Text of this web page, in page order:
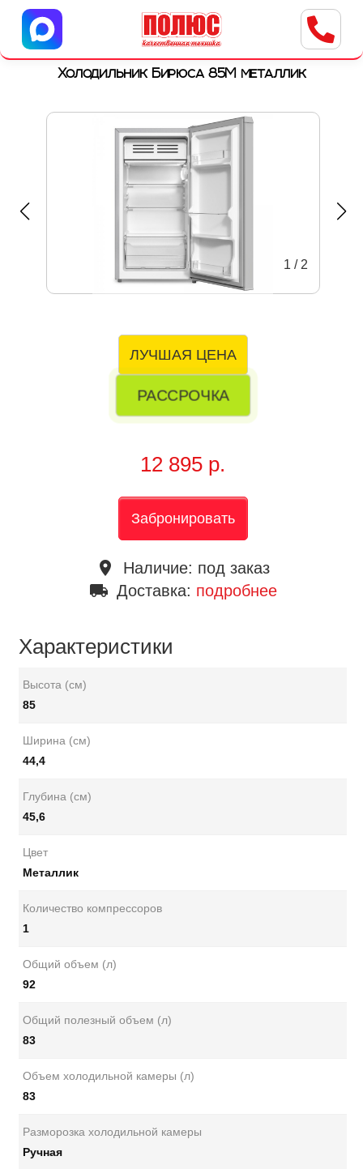
Центр бытовой техники
г. Ульяновск, ул. Пушкарева, 8a
Холодильник Бирюса 85M металлик
1 / 2
ЛУЧШАЯ ЦЕНА
РАССРОЧКА
12 895 р.
Забронировать
place Наличие: под заказ
local_shipping Доставка: подробнее
Характеристики
Высота (см)
85
Ширина (см)
44,4
Глубина (см)
45,6
Цвет
Металлик
Количество компрессоров
1
Общий объем (л)
92
Общий полезный объем (л)
83
Объем холодильной камеры (л)
83
Разморозка холодильной камеры
Ручная